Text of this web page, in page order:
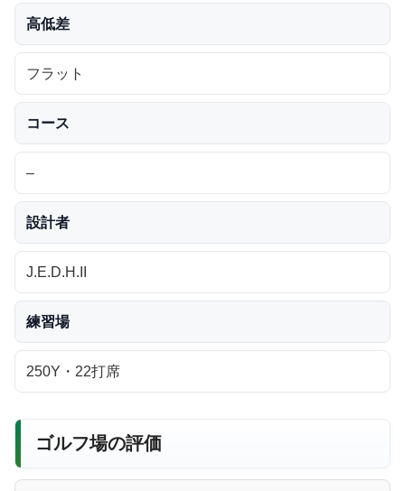
高低差
フラット
コース
–
設計者
J.E.D.H.II
練習場
250Y・22打席
ゴルフ場の評価